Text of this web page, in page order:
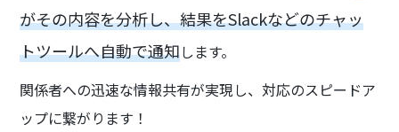
がその内容を分析し、結果をSlackなどのチャッ
トツールへ自動で通知します。
関係者への迅速な情報共有が実現し、対応のスピードア
ップに繋がります！